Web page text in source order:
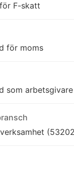
F-skatt
för moms
som arbetsgivare